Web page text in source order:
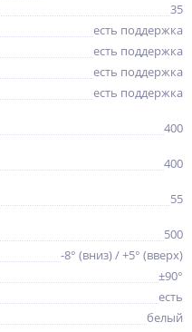
35
есть поддержка
есть поддержка
есть поддержка
есть поддержка
400
400
55
500
-8° (вниз) / +5° (вверх)
±90°
есть
белый